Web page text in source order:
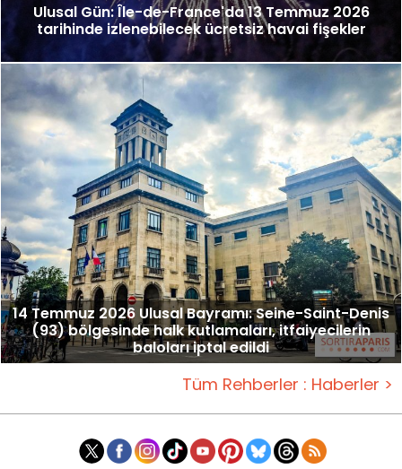
Ulusal Gün: Île-de-France'da 13 Temmuz 2026
tarihinde izlenebilecek ücretsiz havai fişekler
14 Temmuz 2026 Ulusal Bayramı: Seine-Saint-Denis
(93) bölgesinde halk kutlamaları, itfaiyecilerin
baloları iptal edildi
Tüm Rehberler : Haberler >